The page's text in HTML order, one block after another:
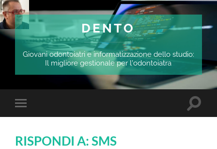
DENTO
Giovani odontoiatri e informatizzazione dello studio:
Il migliore gestionale per l'odontoiatra
Attiva/disattiva
il
dispositivi
RISPONDI A: SMS